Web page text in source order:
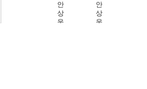
안
상
욱
안
상
욱